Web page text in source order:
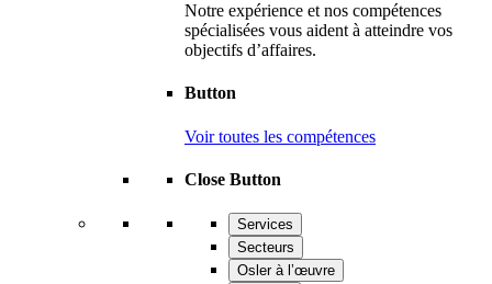
Notre expérience et nos compétences
spécialisées vous aident à atteindre vos
objectifs d’affaires.
Button
Voir toutes les compétences
Close Button
Services
Secteurs
Osler à l’œuvre